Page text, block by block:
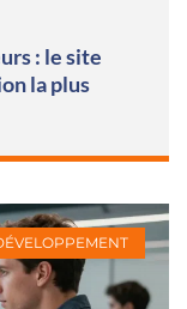
: le site
la plus